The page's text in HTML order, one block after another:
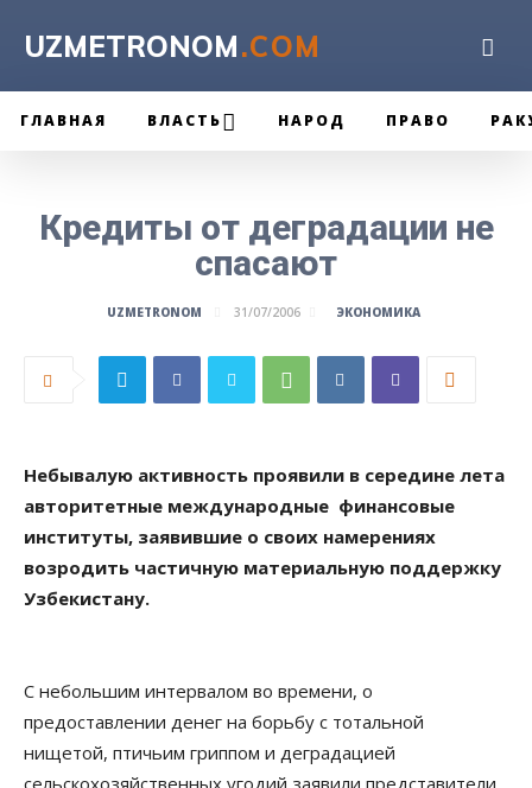
UZMETRONOM.COM
ГЛАВНАЯ ВЛАСТЬ НАРОД ПРАВО
Кредиты от деградации не
спасают
UZMETRONOM 31/07/2006 ЭКОНОМИКА
Небывалую активность проявили в середине лета
авторитетные международные финансовые
институты, заявившие о своих намерениях
возродить частичную материальную поддержку
Узбекистану.
С небольшим интервалом во времени, о
предоставлении денег на борьбу с тотальной
нищетой, птичьим гриппом и деградацией